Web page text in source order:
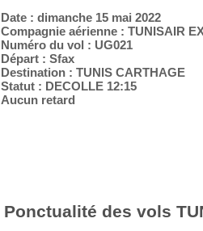
Date : dimanche 15 mai 2022
Compagnie aérienne : TUNISAIR
Numéro du vol : UG021
Départ : Sfax
Destination : TUNIS CARTHAGE
Statut : DECOLLE 12:15
Aucun retard
Ponctualité des vols